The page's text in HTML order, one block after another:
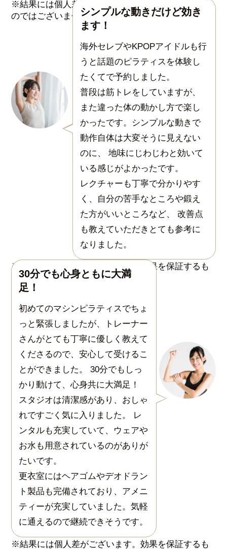
シンプルな動きだけど効き
ます！
海外セレブやKPOPアイドルも行
うと話題のピラティスを体験し
たくてで予約しました。
普段は筋トレをしていますが、
また違った体の動かし方で楽し
かったです。シンプルな動きで
動作自体は大変そうに見えない
のに、 地味にじわじわと効いて
いる感じがよかったです。
レクチャーも丁寧で分かりやす
く、自分の苦手なところや鍛え
た方がいいところなど、 改善点
も教えていただきとても参考に
なりました。
30分でも心身ともに大満
足！
初めてのマシンピラティスでちょ
っと緊張しましたが、トレーナー
さんがとても丁寧に優しく教えて
くださるので、安心して受けるこ
とができました。 30分でもしっ
かり動けて、心身共に大満足！
スタジオは清潔感があり、おしゃ
れですごく気に入りました。 レ
ンタルも充実していて、ウェアや
お水も用意されているのがありが
たいです。
更衣室にはヘアゴムやデオドラン
ト製品も完備されており、アメニ
ティーが充実していました。気軽
に通えるので継続できそうです。